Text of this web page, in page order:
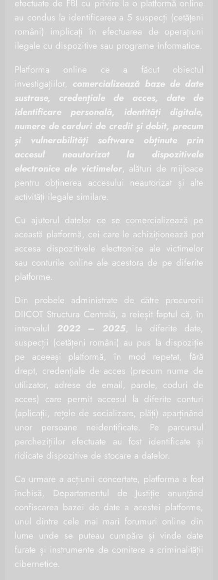
efectuate de FBI cu privire la o platformă online
au condus la identificarea a 5 suspecți (cetățeni
români) implicați în efectuarea de operaţiuni
ilegale cu dispozitive sau programe informatice.
Platforma online ce a făcut obiectul
investigațiilor, comercializează baze de date
sustrase, credențiale de acces, date de
identificare personală, identități digitale,
numere de carduri de credit și debit, precum
și vulnerabilități software obținute prin
accesul neautorizat la dispozitivele
electronice ale victimelor, alături de mijloace
pentru obținerea accesului neautorizat și alte
activități ilegale similare.
Cu ajutorul datelor ce se comercializează pe
această platformă, cei care le achiziționează pot
accesa dispozitivele electronice ale victimelor
sau conturile online ale acestora de pe diferite
platforme.
Din probele administrate de către procurorii
DIICOT Structura Centrală, a reieșit faptul că, în
intervalul 2022 – 2025, la diferite date,
suspecții (cetățeni români) au pus la dispoziție
pe aceeași platformă, în mod repetat, fără
drept, credențiale de acces (precum nume de
utilizator, adrese de email, parole, coduri de
acces) care permit accesul la diferite conturi
(aplicații, rețele de socializare, plăți) aparținând
unor persoane neidentificate. Pe parcursul
perchezițiilor efectuate au fost identificate și
ridicate dispozitive de stocare a datelor.
Ca urmare a acțiunii concertate, platforma a fost
închisă, Departamentul de Justiție anunțând
confiscarea bazei de date a acestei platforme,
unul dintre cele mai mari forumuri online din
lume unde se puteau cumpăra și vinde date
furate și instrumente de comitere a criminalității
cibernetice.